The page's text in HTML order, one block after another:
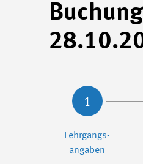
1
Lehrgangs­
angaben